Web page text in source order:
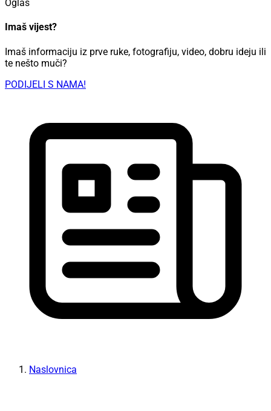
Oglas
Imaš vijest?
Imaš informaciju iz prve ruke, fotografiju, video, dobru ideju ili
te nešto muči?
PODIJELI S NAMA!
Naslovnica